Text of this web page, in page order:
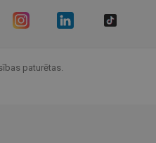
paturētas.